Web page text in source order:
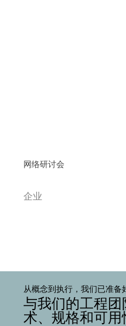
网络研讨会
企业
从概念到执行，我们已准备
与我们的工程团
术、规格和可用